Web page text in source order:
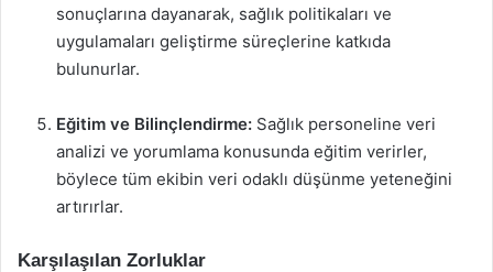
sonuçlarına dayanarak, sağlık politikaları ve
uygulamaları geliştirme süreçlerine katkıda
bulunurlar.
Eğitim ve Bilinçlendirme: Sağlık personeline veri
analizi ve yorumlama konusunda eğitim verirler,
böylece tüm ekibin veri odaklı düşünme yeteneğini
artırırlar.
Karşılaşılan Zorluklar